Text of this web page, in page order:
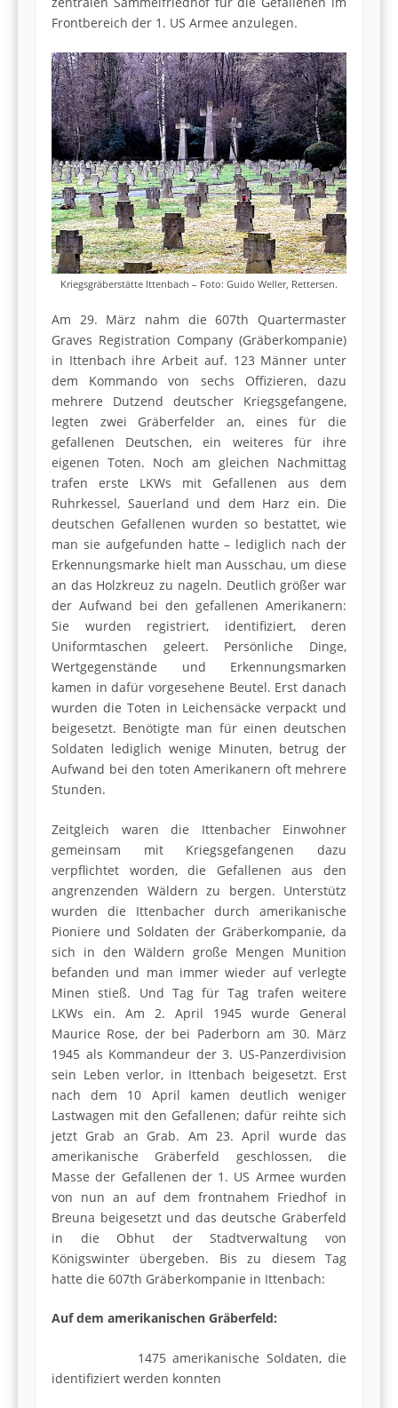
Frontbereich der 1. US Armee anzulegen.
Kriegsgräberstätte Ittenbach – Foto: Guido Weller, Rettersen.
Am 29. März nahm die 607th Quartermaster
Graves Registration Company (Gräberkompanie)
in Ittenbach ihre Arbeit auf. 123 Männer unter
dem Kommando von sechs Offizieren, dazu
mehrere Dutzend deutscher Kriegsgefangene,
legten zwei Gräberfelder an, eines für die
gefallenen Deutschen, ein weiteres für ihre
eigenen Toten. Noch am gleichen Nachmittag
trafen erste LKWs mit Gefallenen aus dem
Ruhrkessel, Sauerland und dem Harz ein. Die
deutschen Gefallenen wurden so bestattet, wie
man sie aufgefunden hatte – lediglich nach der
Erkennungsmarke hielt man Ausschau, um diese
an das Holzkreuz zu nageln. Deutlich größer war
der Aufwand bei den gefallenen Amerikanern:
Sie wurden registriert, identifiziert, deren
Uniformtaschen geleert. Persönliche Dinge,
Wertgegenstände und Erkennungsmar­ken
kamen in dafür vorgesehene Beutel. Erst danach
wurden die Toten in Leichensäcke verpackt und
beigesetzt. Benötigte man für einen deutschen
Soldaten lediglich wenige Minuten, betrug der
Aufwand bei den toten Amerikanern oft mehrere
Stunden.
Zeitgleich waren die Ittenbacher Einwohner
gemeinsam mit Kriegsgefangenen dazu
verpflichtet worden, die Gefallenen aus den
angrenzenden Wäldern zu bergen. Unterstütz
wurden die Ittenbacher durch amerikanische
Pioniere und Soldaten der Gräberkompanie, da
sich in den Wäldern große Mengen Munition
befanden und man immer wieder auf verlegte
Minen stieß. Und Tag für Tag trafen weitere
LKWs ein. Am 2. April 1945 wurde General
Maurice Rose, der bei Paderborn am 30. März
1945 als Kommandeur der 3. US-Panzerdivision
sein Leben verlor, in Ittenbach beigesetzt. Erst
nach dem 10 April kamen deutlich weniger
Lastwagen mit den Gefallenen; dafür reihte sich
jetzt Grab an Grab. Am 23. April wurde das
amerikanische Gräberfeld geschlossen, die
Masse der Gefallenen der 1. US Armee wurden
von nun an auf dem frontnahem Friedhof in
Breuna beigesetzt und das deutsche Gräberfeld
in die Obhut der Stadtverwaltung von
Königswinter übergeben. Bis zu diesem Tag
hatte die 607th Gräberkompanie in Ittenbach:
Auf dem amerikanischen Gräberfeld:
1475 amerikanische Soldaten, die
identifiziert werden konnten